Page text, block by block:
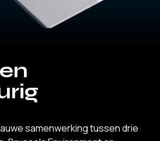
samenwerking tussen drie